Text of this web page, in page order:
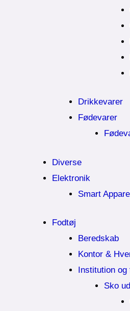
Drikkevarer
Fødevarer
Diverse
Elektronik
Smart
Fodtøj
Beredskab
Kontor &
Institution og
Sko